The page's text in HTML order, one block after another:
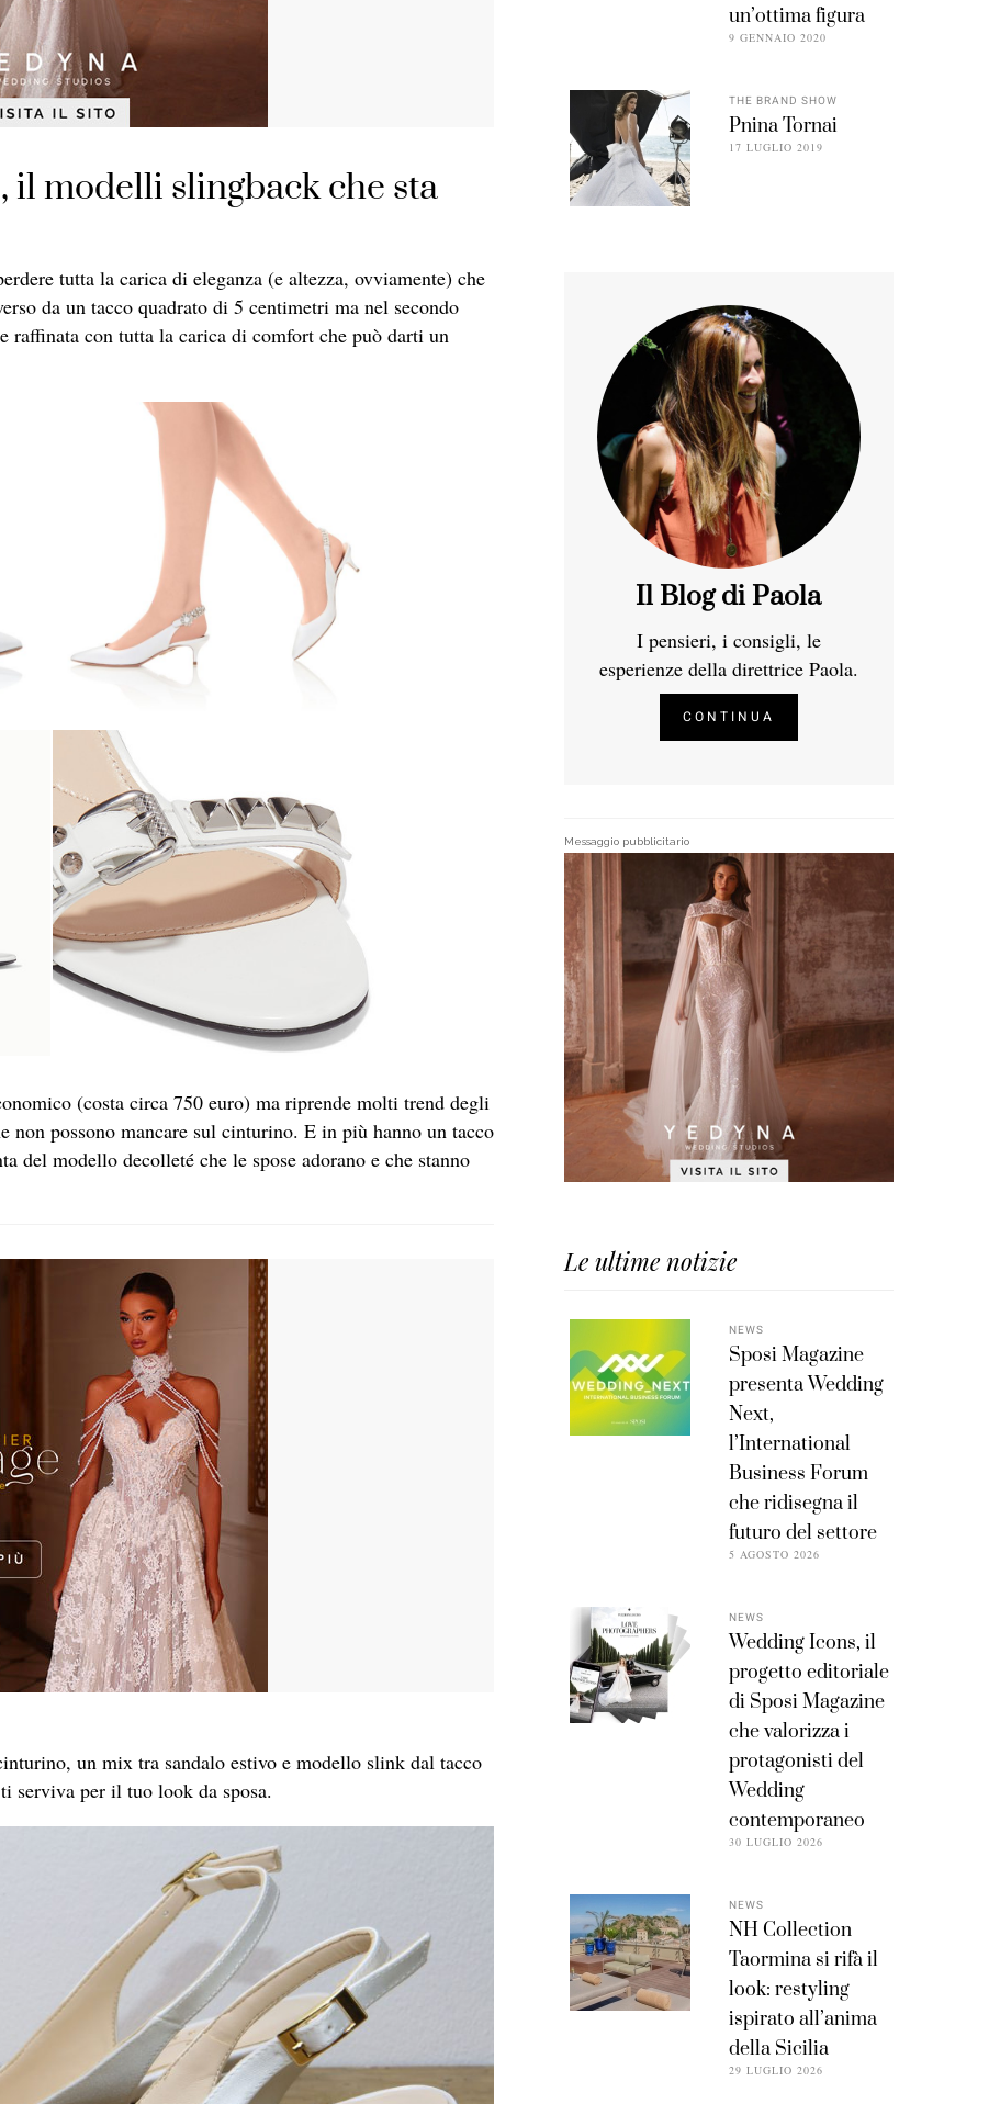
il modelli slingback che sta
tutta la carica di eleganza (e altezza, ovviamente) che
da un tacco quadrato di 5 centimetri ma nel secondo
raffinata con tutta la carica di comfort che può darti un
(costa circa 750 euro) ma riprende molti trend degli
non possono mancare sul cinturino. E in più hanno un tacco
del modello decolleté che le spose adorano e che stanno
un mix tra sandalo estivo e modello slink dal tacco
serviva per il tuo look da sposa.
un’ottima figura
9 GENNAIO 2020
THE BRAND SHOW
Pnina Tornai
17 LUGLIO 2019
Il Blog di Paola
I pensieri, i consigli, le
esperienze della direttrice Paola.
CONTINUA
Messaggio pubblicitario
Le ultime notizie
NEWS
Sposi Magazine
presenta Wedding
Next,
l’International
Business Forum
che ridisegna il
futuro del settore
5 AGOSTO 2026
NEWS
Wedding Icons, il
progetto editoriale
di Sposi Magazine
che valorizza i
protagonisti del
Wedding
contemporaneo
30 LUGLIO 2026
NEWS
NH Collection
Taormina si rifà il
look: restyling
ispirato all’anima
della Sicilia
29 LUGLIO 2026